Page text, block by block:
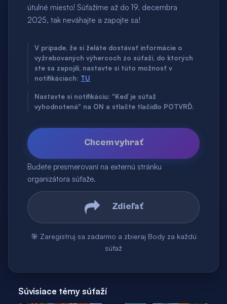
útulné miesto! Súťažíme až do 19. decembra
2025, tak neváhajte a zapojte sa!
V prípade, že si želáte dostávať informácie o
vyžrebovaných výhercoch zo súťaží, do ktorých
ste sa zapojili, nastavte si túto možnosť v
notifikáciach: TU
Nastavte si notifikáciu: "Keď je súťaž
vyhodnotená" na ON a stlačte tlačidlo POTVRĎ.
Chcem vyhrať
Budete presmerovaní na externú stránku
organizátora súťaže.
Zdieľať
🎯 Zaregistruj sa zadarmo a zbieraj Body za každú
súťaž
Súvisiace témy súťaží